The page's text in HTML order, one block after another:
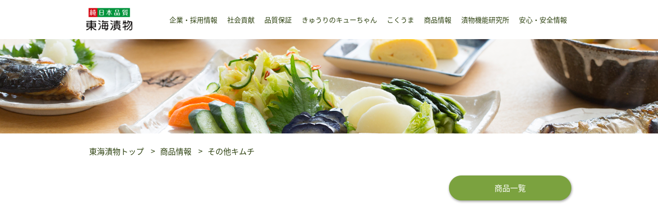
企業・採用情報 社会貢献 品質保証 きゅうりのキューちゃん こくうま 商品情報 漬物機能研究所 安心・安全情報
東海漬物トップ 商品情報 その他キムチ
商品一覧